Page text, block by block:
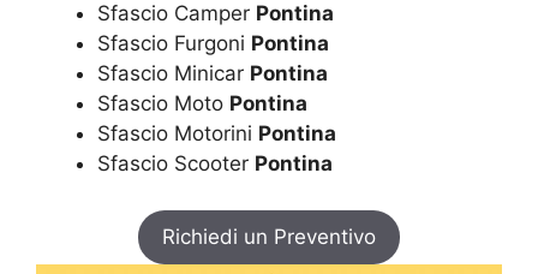
Sfascio Camper Pontina
Sfascio Furgoni Pontina
Sfascio Minicar Pontina
Sfascio Moto Pontina
Sfascio Motorini Pontina
Sfascio Scooter Pontina
Richiedi un Preventivo